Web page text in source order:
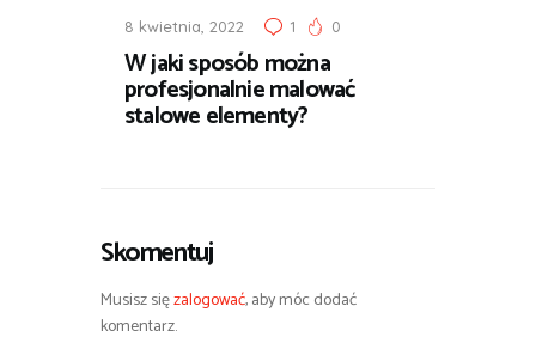
8 kwietnia, 2022 1 0
W jaki sposób można
profesjonalnie malować
stalowe elementy?
Skomentuj
Musisz sięzalogować, aby móc dodać
komentarz.